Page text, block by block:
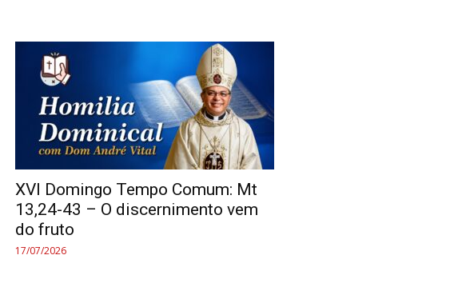
XVI Domingo Tempo Comum: Mt
13,24-43 – O discernimento vem
do fruto
17/07/2026